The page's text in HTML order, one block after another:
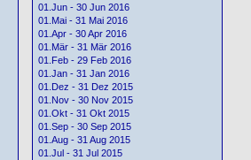
01.Jun - 30 Jun 2016
01.Mai - 31 Mai 2016
01.Apr - 30 Apr 2016
01.Mär - 31 Mär 2016
01.Feb - 29 Feb 2016
01.Jan - 31 Jan 2016
01.Dez - 31 Dez 2015
01.Nov - 30 Nov 2015
01.Okt - 31 Okt 2015
01.Sep - 30 Sep 2015
01.Aug - 31 Aug 2015
01.Jul - 31 Jul 2015